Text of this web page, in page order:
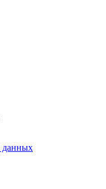
данных